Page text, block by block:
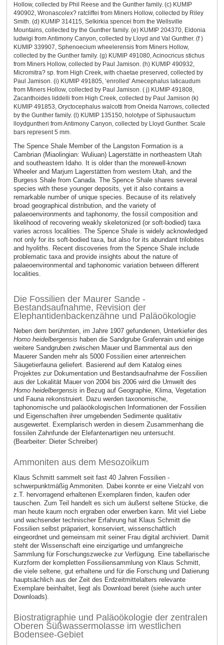
Hollow, collected by Phil Reese and the Gunther family. (c) KUMIP
490902, Wronascolex? ratcliffei from Miners Hollow, collected by Riley
Smith. (d) KUMIP 314115, Selkirkia spencei from the Wellsville
Mountains, collected by the Gunther family. (e) KUMIP 204370, Eldonia
ludwigi from Antimony Canyon, collected by Lloyd and Val Gunther. (f )
KUMIP 339907, Sphenoecium wheelerensis from Miners Hollow,
collected by the Gunther family. (g) KUMIP 491080, Acinocricus stichus
from Miners Hollow, collected by Paul Jamison. (h) KUMIP 490932,
Micromitra? sp. from High Creek, with chaetae preserved, collected by
Paul Jamison. (i) KUMIP 491805, ‘enrolled’ Amecephalus laticaudum
from Miners Hollow, collected by Paul Jamison. ( j) KUMIP 491808,
Zacanthoides liddelli from High Creek, collected by Paul Jamison (k)
KUMIP 491853, Oryctocephalus walcotti from Oneida Narrows, collected
by the Gunther family. (l) KUMIP 135150, holotype of Siphusauctum
lloydguntheri from Antimony Canyon, collected by Lloyd Gunther. Scale
bars represent 5 mm.
The Spence Shale Member of the Langston Formation is a
Cambrian (Miaolingian: Wuliuan) Lagerstätte in northeastern Utah
and southeastern Idaho. It is older than the morewell-known
Wheeler and Marjum Lagerstätten from western Utah, and the
Burgess Shale from Canada. The Spence Shale shares several
species with these younger deposits, yet it also contains a
remarkable number of unique species. Because of its relatively
broad geographical distribution, and the variety of
palaeoenvironments and taphonomy, the fossil composition and
likelihood of recovering weakly skeletonized (or soft-bodied) taxa
varies across localities. The Spence Shale is widely acknowledged
not only for its soft-bodied taxa, but also for its abundant trilobites
and hyoliths. Recent discoveries from the Spence Shale include
problematic taxa and provide insights about the nature of
palaeoenvironmental and taphonomic variation between different
localities.
Die Fossilien der Maurer Sande -
Bestandsaufnahme, Revision der
Elephantidenbackenzähne und Paläoökologie
Neben dem berühmten, im Jahre 1907 gefundenen, Unterkiefer des
Homo heidelbergensis haben die Sandgrube Grafenrain und einige
weitere Sandgruben zwischen Mauer und Bammental aus den
Mauerer Sanden mehr als 5000 Fossilien einer artenreichen
Säugetierfauna geliefert. Basierend auf dem Katalog eines
Projektes zur Dokumentation und Bestandsaufnahme der Fossilien
aus der Lokalität Mauer von 2004 bis 2006 wird die Umwelt des
Homo heidelbergensis in Bezug auf Geographie, Klima, Vegetation
und Fauna rekonstruiert. Dazu werden taxonomische,
taphonomische und paläoökologischen Informationen der Fossilien
und Eigenschaften ihrer umgebenden Sedimente qualitativ
ausgewertet. Exemplarisch werden in diesem Zusammenhang die
fossilen Zahnfunde der Elefantenartigen neu untersucht.
(Bearbeiter: Dieter Schreiber)
Ammoniten aus dem Mesozoikum
Klaus Schmitt sammelt seit fast 40 Jahren Fossilien -
schwerpunktmäßig Ammoniten. Dabei konnte er eine Vielzahl von
z.T. hervorragend erhaltenen Exemplaren finden, kaufen oder
tauschen. Zum Teil handelt es sich um äußerst seltene Stücke, die
man heute kaum noch ergraben oder erwerben kann. Mit viel Liebe
und wachsender technischer Erfahrung hat Klaus Schmitt die
Fossilien selbst präpariert, konserviert, wissenschaftlich
eingeordnet und gemeinsam mit seiner Frau digital archiviert. Damit
steht der Wissenschaft eine einzigartige und umfangreiche
Sammlung für Forschungszwecke zur Verfügung. Eine tabellarische
Kurzform der kompletten Fossiliensammlung von Klaus Schmitt,
die viele seltene, gut erhaltene und für die Forschung und Datierung
hauptsächlich aus der Zeit des Erdzeitmittelalters relevante
Exemplare beinhaltet, liegt als Download bereit (siehe auch unter
Downloads).
Biostratigraphie und Paläoökologie der zentralen
Oberen Süßwassermolasse im westlichen
Bodensee-Gebiet